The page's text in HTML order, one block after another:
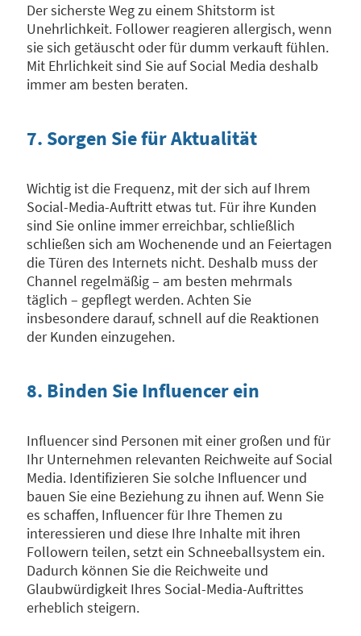
Der sicherste Weg zu einem Shitstorm ist
Unehrlichkeit. Follower reagieren allergisch, wenn
sie sich getäuscht oder für dumm verkauft fühlen.
Mit Ehrlichkeit sind Sie auf Social Media deshalb
immer am besten beraten.
7. Sorgen Sie für Aktualität
Wichtig ist die Frequenz, mit der sich auf Ihrem
Social-Media-Auftritt etwas tut. Für ihre Kunden
sind Sie online immer erreichbar, schließlich
schließen sich am Wochenende und an Feiertagen
die Türen des Internets nicht. Deshalb muss der
Channel regelmäßig – am besten mehrmals
täglich – gepflegt werden. Achten Sie
insbesondere darauf, schnell auf die Reaktionen
der Kunden einzugehen.
8. Binden Sie Influencer ein
Influencer sind Personen mit einer großen und für
Ihr Unternehmen relevanten Reichweite auf Social
Media. Identifizieren Sie solche Influencer und
bauen Sie eine Beziehung zu ihnen auf. Wenn Sie
es schaffen, Influencer für Ihre Themen zu
interessieren und diese Ihre Inhalte mit ihren
Followern teilen, setzt ein Schneeballsystem ein.
Dadurch können Sie die Reichweite und
Glaubwürdigkeit Ihres Social-Media-Auftrittes
erheblich steigern.